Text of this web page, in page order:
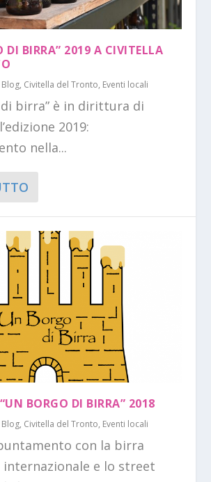
DI BIRRA” 2019 A CIVITELLA
Blog, Civitella del Tronto, Eventi locali
birra” è in dirittura di
2019:
nella...
BORGO DI BIRRA” 2018
Blog, Civitella del Tronto, Eventi locali
con la birra
e lo street